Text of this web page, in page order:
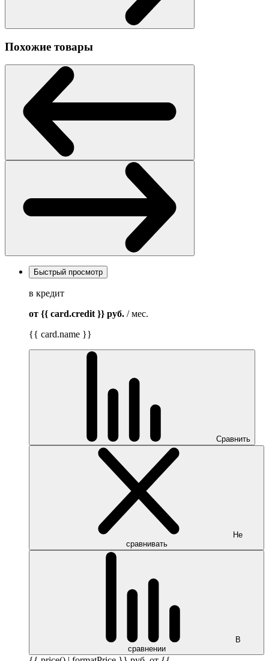
Похожие товары
Быстрый просмотр
в кредит
от {{ card.credit }} руб. / мес.
{{ card.name }}
Сравнить
Не
сравнивать
В
сравнении